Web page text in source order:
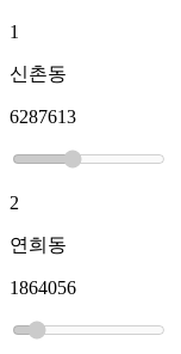
1
신촌동
6287613
2
연희동
1864056